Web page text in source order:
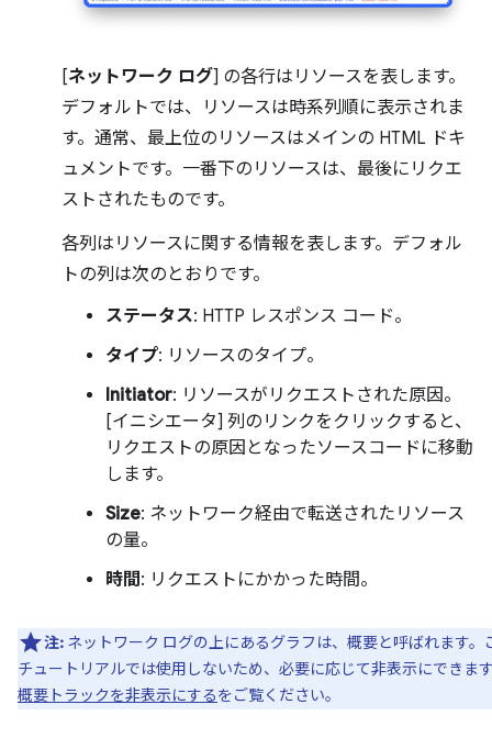
[ネットワーク ログ] の各行はリソースを表します。
デフォルトでは、リソースは時系列順に表示されま
す。通常、最上位のリソースはメインの HTML ドキ
ュメントです。一番下のリソースは、最後にリクエ
ストされたものです。
各列はリソースに関する情報を表します。デフォル
トの列は次のとおりです。
ステータス: HTTP レスポンス コード。
タイプ: リソースのタイプ。
Initiator: リソースがリクエストされた原因。
[イニシエータ] 列のリンクをクリックすると、
リクエストの原因となったソースコードに移動
します。
Size: ネットワーク経由で転送されたリソース
の量。
時間: リクエストにかかった時間。
注: ネットワーク ログの上にあるグラフは、概要と呼ばれます。
チュートリアルでは使用しないため、必要に応じて非表示にできま
概要トラックを非表示にするをご覧ください。